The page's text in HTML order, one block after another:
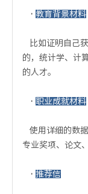
· 教育背景材料
比如证明自己
的，统计学、计
的人才。
· 职业成就材料
使用详细的数
专业奖项、论文
· 推荐信